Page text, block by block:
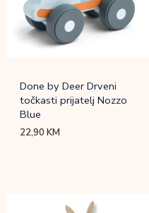
Done by Deer Drveni
točkasti prijatelj Nozzo
Blue
22,90KM